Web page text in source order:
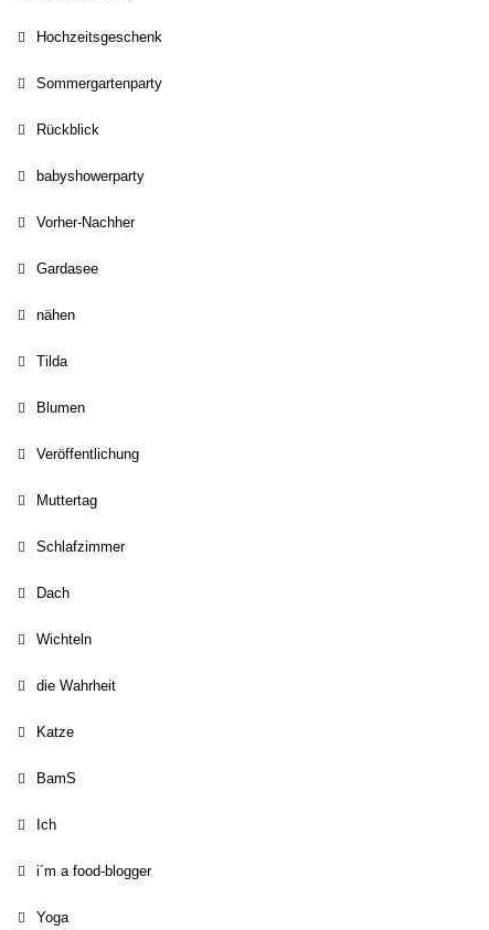
Hochzeitsgeschenk
Sommergartenparty
Rückblick
babyshowerparty
Vorher-Nachher
Gardasee
nähen
Tilda
Blumen
Veröffentlichung
Muttertag
Schlafzimmer
Dach
Wichteln
die Wahrheit
Katze
BamS
Ich
i´m a food-blogger
Yoga